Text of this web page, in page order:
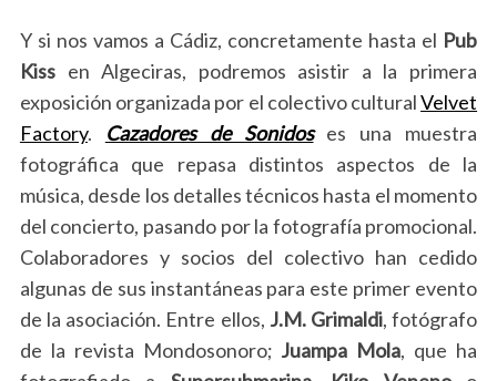
Y si nos vamos a Cádiz, concretamente hasta el Pub
Kissen Algeciras, podremos asistir a la primera
exposición organizada por el colectivo culturalVelvet
Factory. Cazadores de Sonidoses una muestra
fotográfica que repasa distintos aspectos de la
música, desde los detalles técnicos hasta el momento
del concierto, pasando por la fotografía promocional.
Colaboradores y socios del colectivo han cedido
algunas de sus instantáneas para este primer evento
de la asociación. Entre ellos, J.M. Grimaldi, fotógrafo
de la revista Mondosonoro; Juampa Mola, que ha